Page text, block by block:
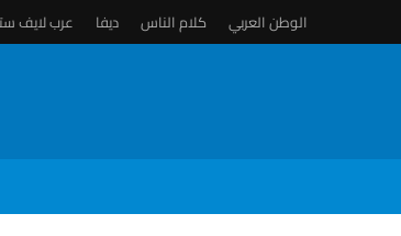
الوطن العربي كلام الناس ديفا عرب لايف